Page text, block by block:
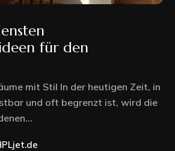
für den
mit Stil In der heutigen Zeit, in
und oft begrenzt ist, wird die